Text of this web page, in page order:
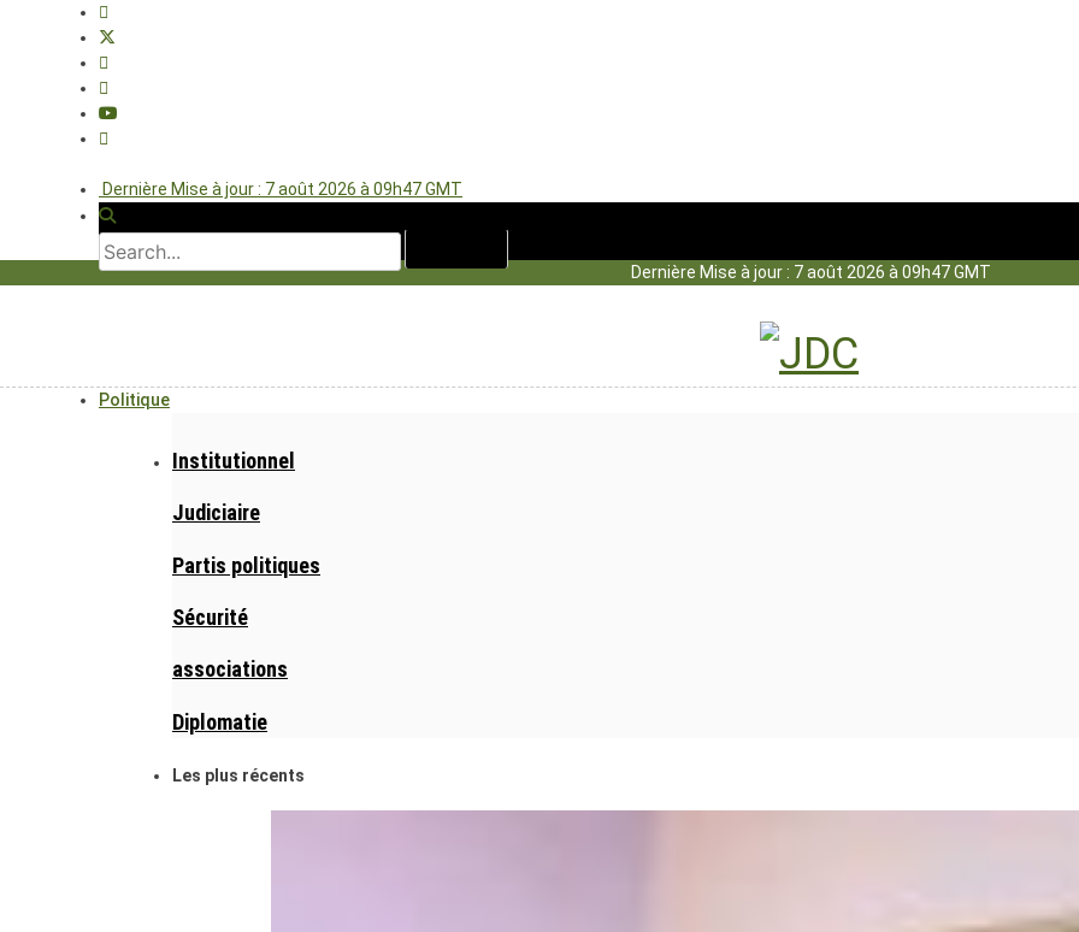
Dernière Mise à jour : 7 août 2026 à 09h47 GMT
Dernière Mise à jour : 7 août 2026 à 09h47 GMT
Politique
Institutionnel
Judiciaire
Partis politiques
Sécurité
associations
Diplomatie
Les plus récents